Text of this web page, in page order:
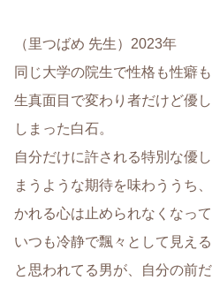
（里つばめ 先生）2023年
同じ大学の院生で性格も性癖
生真面目で変わり者だけど優
しまった白石。
自分だけに許される特別な優
まうような期待を味わううち
かれる心は止められなくなっ
いつも冷静で飄々として見え
と思われてる男が、自分の前